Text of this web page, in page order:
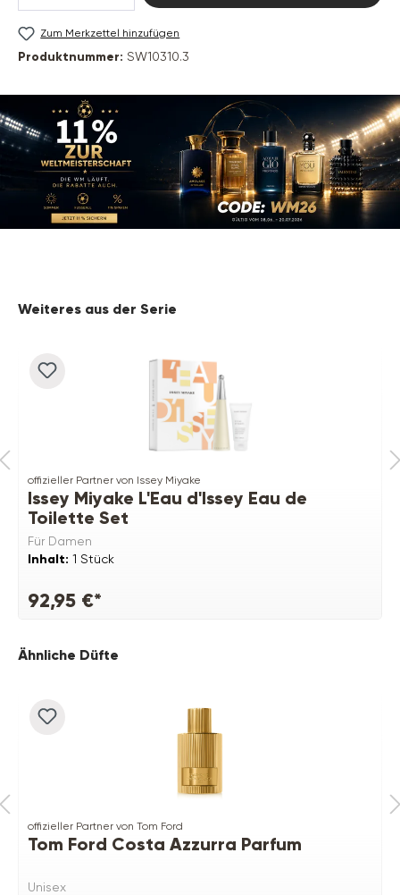
Zum Merkzettel hinzufügen
Produktnummer: SW10310.3
Produktgalerie überspringen
Weiteres aus der Serie
offizieller Partner von Issey Miyake
Issey Miyake L'Eau d'Issey Eau de
Toilette Set
Für Damen
Inhalt: 1 Stück
92,95 €*
Produktgalerie überspringen
Ähnliche Düfte
offizieller Partner von Tom Ford
Tom Ford Costa Azzurra Parfum
Unisex